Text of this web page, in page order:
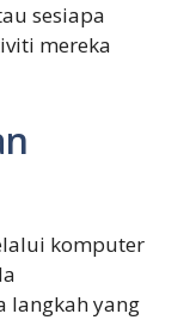
sesiapa
mereka
komputer
langkah yang